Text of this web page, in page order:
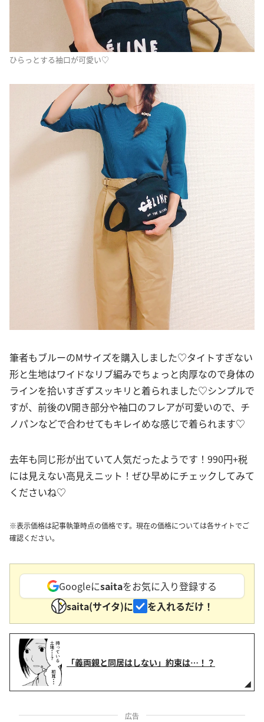
ひらっとする袖口が可愛い♡
筆者もブルーのMサイズを購入しました♡タイトすぎない
形と生地はワイドなリブ編みでちょっと肉厚なので身体の
ラインを拾いすぎずスッキリと着られました♡シンプルで
すが、前後のV開き部分や袖口のフレアが可愛いので、チ
ノパンなどで合わせてもキレイめな感じで着られます♡
去年も同じ形が出ていて人気だったようです！990円+税
には見えない高見えニット！ぜひ早めにチェックしてみて
くださいね♡
※表示価格は記事執筆時点の価格です。現在の価格については各サイトでご
確認ください。
Googleにsaitaをお気に入り登録する
saita(サイタ)に
を入れるだけ！
「義両親と同居はしない」約束は…！？
広告